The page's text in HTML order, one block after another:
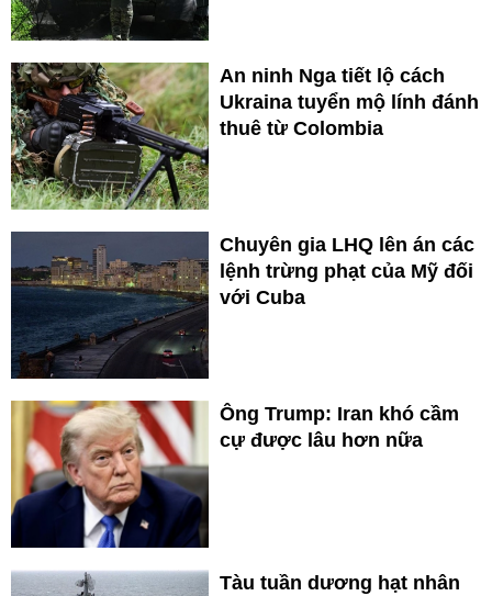
An ninh Nga tiết lộ cách
Ukraina tuyển mộ lính đánh
thuê từ Colombia
Chuyên gia LHQ lên án các
lệnh trừng phạt của Mỹ đối
với Cuba
Ông Trump: Iran khó cầm
cự được lâu hơn nữa
Tàu tuần dương hạt nhân